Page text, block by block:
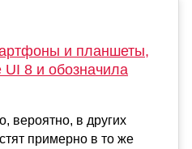
и планшеты,
UI 8 и обозначила
вероятно, в других
примерно в то же